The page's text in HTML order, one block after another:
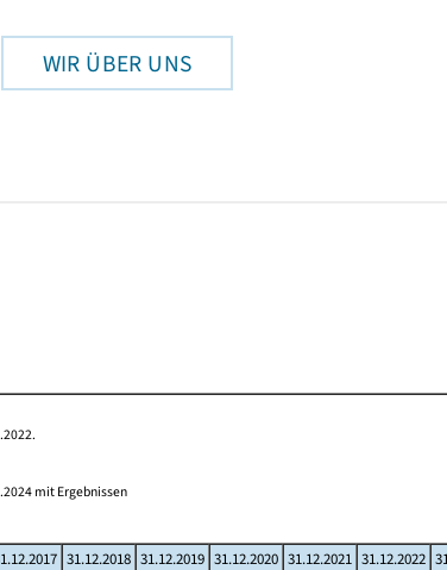
WIR ÜBER UNS
mit Ergebnissen
31.12.2018 31.12.2019 31.12.2020 31.12.2021 31.12.2022